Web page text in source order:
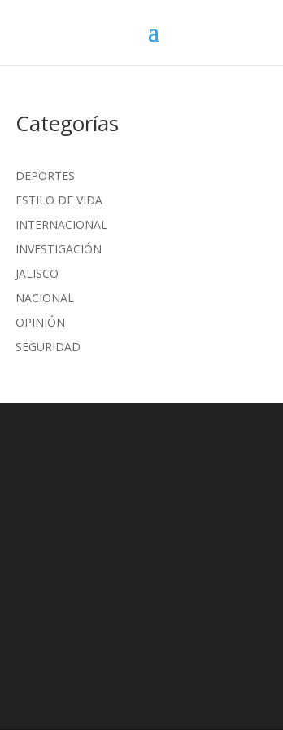
Categorías
DEPORTES
ESTILO DE VIDA
INTERNACIONAL
INVESTIGACIÓN
JALISCO
NACIONAL
OPINIÓN
SEGURIDAD